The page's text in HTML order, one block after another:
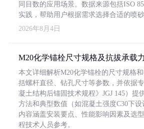
同目数的应用场景。数据来源包括ISO
实践，帮助用户根据需求选择合适的喷砂
2026年8月4日
M20化学锚栓尺寸规格及抗拔承载
本文详细解析M20化学锚栓的尺寸规格
括螺杆直径、钻孔尺寸等参数，并依据
凝土结构后锚固技术规程》JGJ 145）提
方法和典型数值（如混凝土强度C30下设
内容涵盖安装要点、性能影响因素及选
程技术人员参考。